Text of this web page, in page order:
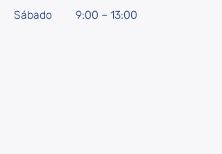
Sábado
9:00 – 13:00